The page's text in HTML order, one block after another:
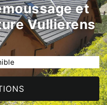
et
Vullierens